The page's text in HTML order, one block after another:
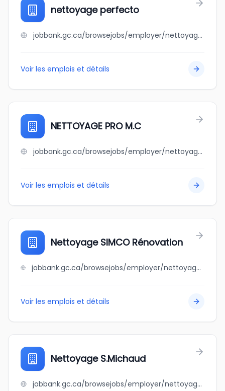
nettoyage perfecto
jobbank.gc.ca/browsejobs/employer/nettoyage+perfecto/ca
Voir les emplois et détails
NETTOYAGE PRO M.C
jobbank.gc.ca/browsejobs/employer/nettoyage+pro+m.c/ca
Voir les emplois et détails
Nettoyage SIMCO Rénovation
jobbank.gc.ca/browsejobs/employer/nettoyage+simco+r%C3%A9novation/ca
Voir les emplois et détails
Nettoyage S.Michaud
jobbank.gc.ca/browsejobs/employer/nettoyage+s.michaud/ca